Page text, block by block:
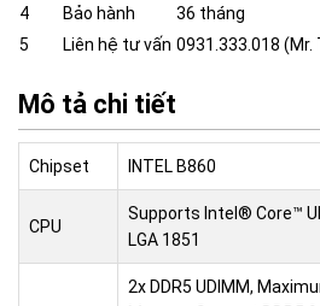
4
Bảo hành
36 tháng
5
Liên hệ tư vấn 0931.333.018 (Mr.
Mô tả chi tiết
Chipset INTEL B860
CPU
Supports Intel® Core™
LGA 1851
2x DDR5 UDIMM,